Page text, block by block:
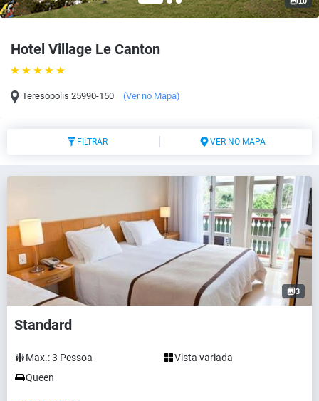
Hotel Village Le Canton
Teresopolis 25990-150 (Ver no Mapa)
FILTRAR VER NO MAPA
3
Standard
Max.:3 Pessoa
Vista variada
Queen